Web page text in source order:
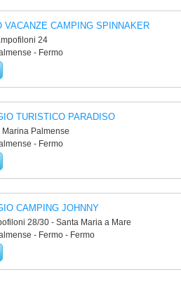
VACANZE CAMPING SPINNAKER
24
- Fermo
TURISTICO PARADISO
Palmense
- Fermo
CAMPING JOHNNY
28/30 - Santa Maria a Mare
- Fermo - Fermo